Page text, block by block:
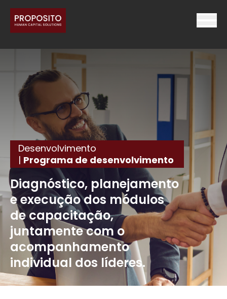
Desenvolvimento
| Programa de desenvolvimento
Diagnóstico, planejamento
e execução dos módulos
de capacitação,
juntamente com o
acompanhamento
individual dos líderes.